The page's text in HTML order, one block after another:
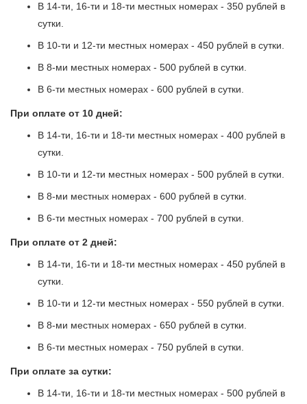
В 14-ти, 16-ти и 18-ти местных номерах - 350 рублей в
сутки.
В 10-ти и 12-ти местных номерах - 450 рублей в сутки.
В 8-ми местных номерах - 500 рублей в сутки.
В 6-ти местных номерах - 600 рублей в сутки.
При оплате от 10 дней:
В 14-ти, 16-ти и 18-ти местных номерах - 400 рублей в
сутки.
В 10-ти и 12-ти местных номерах - 500 рублей в сутки.
В 8-ми местных номерах - 600 рублей в сутки.
В 6-ти местных номерах - 700 рублей в сутки.
При оплате от 2 дней:
В 14-ти, 16-ти и 18-ти местных номерах - 450 рублей в
сутки.
В 10-ти и 12-ти местных номерах - 550 рублей в сутки.
В 8-ми местных номерах - 650 рублей в сутки.
В 6-ти местных номерах - 750 рублей в сутки.
При оплате за сутки:
В 14-ти, 16-ти и 18-ти местных номерах - 500 рублей в